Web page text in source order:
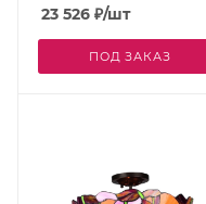
23 526 ₽/шт
ПОД ЗАКАЗ